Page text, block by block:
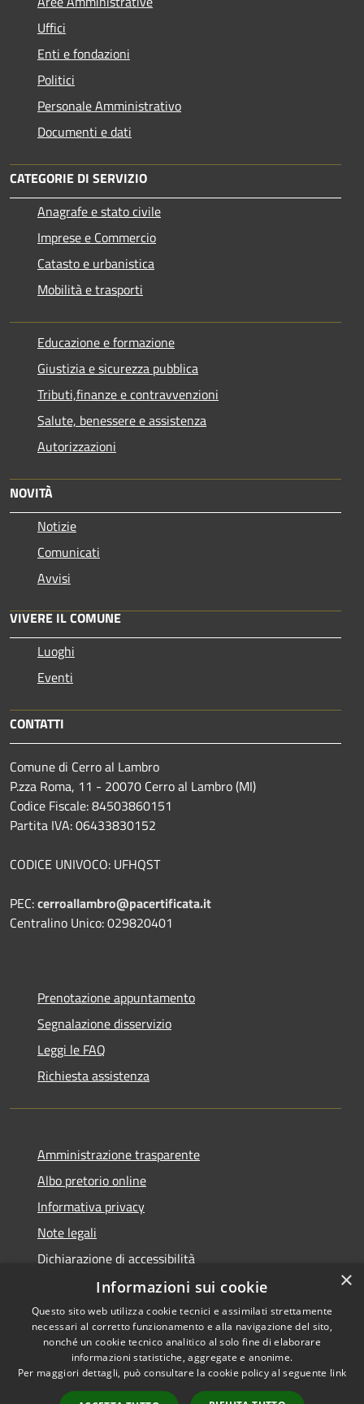
Uffici
Enti e fondazioni
Politici
Personale Amministrativo
Documenti e dati
CATEGORIE DI SERVIZIO
Anagrafe e stato civile
Imprese e Commercio
Catasto e urbanistica
Mobilità e trasporti
Educazione e formazione
Giustizia e sicurezza pubblica
Tributi,finanze e contravvenzioni
Salute, benessere e assistenza
Autorizzazioni
NOVITÀ
Notizie
Comunicati
Avvisi
VIVERE IL COMUNE
Luoghi
Eventi
CONTATTI
Comune di Cerro al Lambro
P.zza Roma, 11 - 20070 Cerro al Lambro (MI)
Codice Fiscale: 84503860151
Partita IVA: 06433830152
CODICE UNIVOCO: UFHQST
PEC:cerroallambro@pacertificata.it
Centralino Unico: 029820401
Prenotazione appuntamento
Segnalazione disservizio
Leggi le FAQ
Richiesta assistenza
Amministrazione trasparente
Albo pretorio online
Informativa privacy
Note legali
Dichiarazione di accessibilità
Accessibilità
Privacy
Copyright © 2026 • Comune di
Cerro al Lambro • Powered by
Municipium•Accesso
×
Informazioni sui cookie
Questo sito web utilizza cookie tecnici e assimilati strettamente
necessari al corretto funzionamento e alla navigazione del sito,
nonché un cookie tecnico analitico al solo fine di elaborare
informazioni statistiche, aggregate e anonime.
Per maggiori dettagli, può consultare la cookie policy al seguente link